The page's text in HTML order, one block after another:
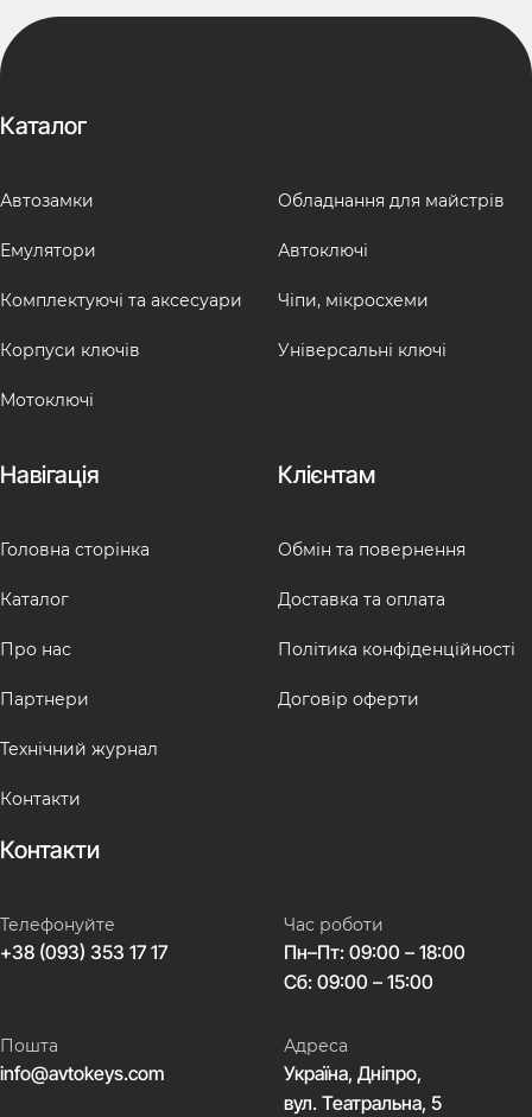
Каталог
Автозамки
Емулятори
Комплектуючі та аксесуари
Корпуси ключів
Мотоключі
Обладнання для майстрів
Автоключі
Чіпи, мікросхеми
Універсальні ключі
Навігація
Головна сторінка
Каталог
Про нас
Партнери
Технічний журнал
Контакти
Клієнтам
Обмін та повернення
Доставка та оплата
Політика конфіденційності
Договір оферти
Контакти
Телефонуйте
+38 (093) 353 17 17
Час роботи
Пн–Пт: 09:00 – 18:00
Сб: 09:00 – 15:00
Пошта
info@avtokeys.com
Адреса
Україна, Дніпро,
вул. Театральна, 5